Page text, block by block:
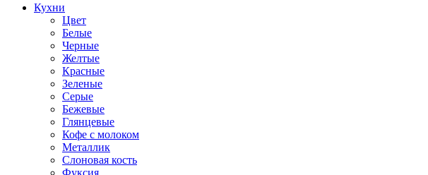
Кухни
Цвет
Белые
Черные
Желтые
Красные
Зеленые
Серые
Бежевые
Глянцевые
Кофе с молоком
Металлик
Слоновая кость
Фуксия